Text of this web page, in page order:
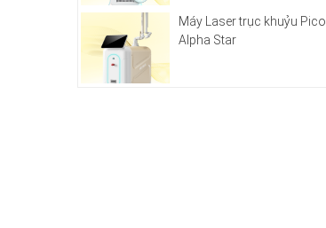
Máy Laser trục khuỷu Pico
Alpha Star